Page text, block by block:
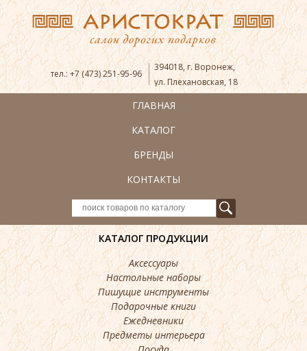
тел.: +7 (473) 251-95-96
394018,г. Воронеж,
ул. Плехановская, 18
ГЛАВНАЯ
КАТАЛОГ
БРЕНДЫ
КОНТАКТЫ
КАТАЛОГ ПРОДУКЦИИ
Аксессуары
Настольные наборы
Пишущие инструменты
Подарочные книги
Ежедневники
Предметы интерьера